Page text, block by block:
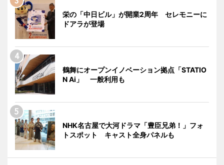
栄の「中日ビル」が開業2周年 セレモニーに
ドアラが登場
鶴舞にオープンイノベーション拠点「STATIO
N Ai」 一般利用も
NHK名古屋で大河ドラマ「豊臣兄弟！」フォ
トスポット キャスト全身パネルも